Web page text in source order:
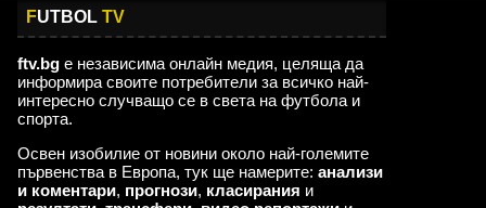
FUTBOL TV
ftv.bg е независима онлайн медия, целяща да
информира своите потребители за всичко най-
интересно случващо се в света на футбола и
спорта.
Освен изобилие от новини около най-големите
първенства в Европа, тук ще намерите: анализи
и коментари, прогнози, класирания и